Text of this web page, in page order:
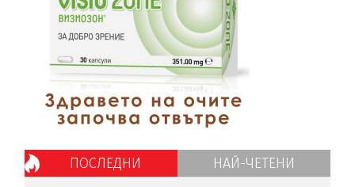
ПОСЛЕДНИ НАЙ-ЧЕТЕНИ